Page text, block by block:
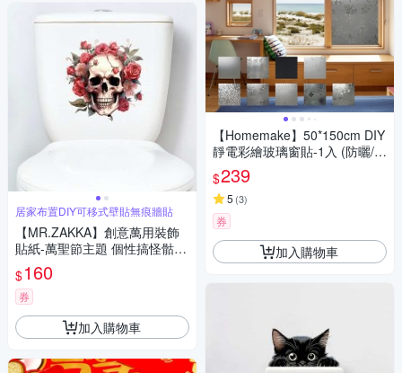
居家布置DIY可移式壁貼無痕牆貼
【MR.ZAKKA】創意萬用裝飾
貼紙-萬聖節主題 個性搞怪骷髏
頭 F款 居家布置 DIY可移式壁
貼 無痕壁貼 牆貼
$160
券
加入購物車
【Homemake】50*150cm DIY
靜電彩繪玻璃窗貼-1入 (防曬/遮
陽/玻璃貼/保護隱私/美化佈置)
$239
5 (3)
券
加入購物車